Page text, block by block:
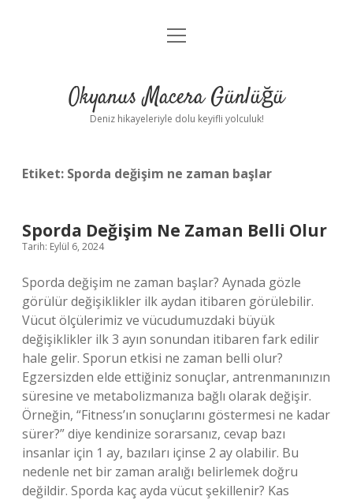
Anasayfa
Yasal Uyarı
menüyü
Okyanus Macera Günlüğü
Deniz hikayeleriyle dolu keyifli yolculuk!
Etiket: Sporda değişim ne zaman başlar
Sporda Değişim Ne Zaman Belli Olur
Tarih: Eylül 6, 2024
Sporda değişim ne zaman başlar? Aynada gözle
görülür değişiklikler ilk aydan itibaren görülebilir.
Vücut ölçülerimiz ve vücudumuzdaki büyük
değişiklikler ilk 3 ayın sonundan itibaren fark edilir
hale gelir. Sporun etkisi ne zaman belli olur?
Egzersizden elde ettiğiniz sonuçlar, antrenmanınızın
süresine ve metabolizmanıza bağlı olarak değişir.
Örneğin, “Fitness’ın sonuçlarını göstermesi ne kadar
sürer?” diye kendinize sorarsanız, cevap bazı
insanlar için 1 ay, bazıları içinse 2 ay olabilir. Bu
nedenle net bir zaman aralığı belirlemek doğru
değildir. Sporda kaç ayda vücut şekillenir? Kas